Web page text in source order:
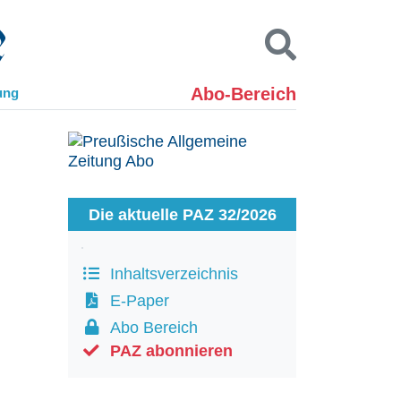
Abo-Bereich
Kontakt
Die aktuelle PAZ 32/2026
Inhaltsverzeichnis
E-Paper
Abo Bereich
PAZ abonnieren